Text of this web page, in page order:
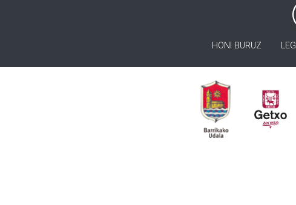
HONI BURUZ